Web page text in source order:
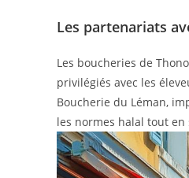
Les partenariats
Les boucheries de
privilégiés avec les
Boucherie du Léman,
les normes halal tout